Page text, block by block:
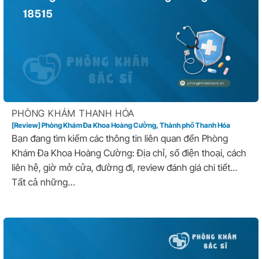
PHÒNG KHÁM THANH HÓA
[Review] Phòng Khám Đa Khoa Hoàng Cường, Thành phố Thanh Hóa
Bạn đang tìm kiếm các thông tin liên quan đến Phòng
Khám Đa Khoa Hoàng Cường: Địa chỉ, số điện thoại, cách
liên hệ, giờ mở cửa, đường đi, review đánh giá chi tiết...
Tất cả những…